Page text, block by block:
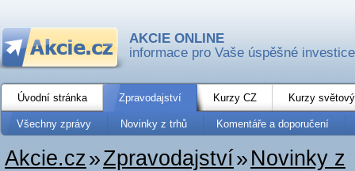
AKCIE ONLINE
informace pro Vaše úspěšné investice
Úvodní stránka Zpravodajství Kurzy CZ Kurzy
Všechny zprávy Novinky z trhů Komentáře a doporučení
Akcie.cz»Zpravodajství» Novinky z